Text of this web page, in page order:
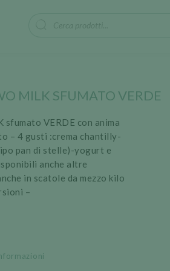
MILK SFUMATO VERDE
VERDE con anima
– 4 gusti :crema chantilly-
pan di stelle)-yogurt e
anche altre
in scatole da mezzo kilo
–